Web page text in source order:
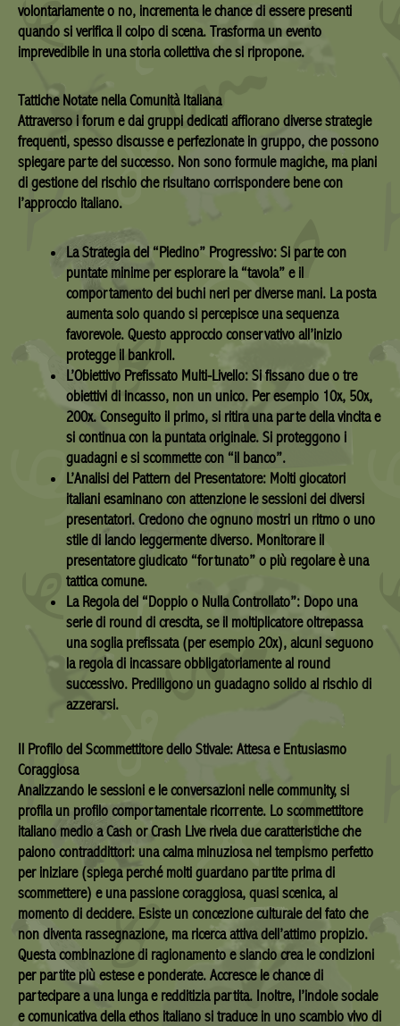
volontariamente o no, incrementa le chance di essere presenti
quando si verifica il colpo di scena. Trasforma un evento
imprevedibile in una storia collettiva che si ripropone.
Tattiche Notate nella Comunità Italiana
Attraverso i forum e dai gruppi dedicati affiorano diverse strategie
frequenti, spesso discusse e perfezionate in gruppo, che possono
spiegare parte del successo. Non sono formule magiche, ma piani
di gestione del rischio che risultano corrispondere bene con
l’approccio italiano.
La Strategia del “Piedino” Progressivo: Si parte con
puntate minime per esplorare la “tavola” e il
comportamento dei buchi neri per diverse mani. La posta
aumenta solo quando si percepisce una sequenza
favorevole. Questo approccio conservativo all’inizio
protegge il bankroll.
L’Obiettivo Prefissato Multi-Livello: Si fissano due o tre
obiettivi di incasso, non un unico. Per esempio 10x, 50x,
200x. Conseguito il primo, si ritira una parte della vincita e
si continua con la puntata originale. Si proteggono i
guadagni e si scommette con “il banco”.
L’Analisi del Pattern del Presentatore: Molti giocatori
italiani esaminano con attenzione le sessioni dei diversi
presentatori. Credono che ognuno mostri un ritmo o uno
stile di lancio leggermente diverso. Monitorare il
presentatore giudicato “fortunato” o più regolare è una
tattica comune.
La Regola del “Doppio o Nulla Controllato”: Dopo una
serie di round di crescita, se il moltiplicatore oltrepassa
una soglia prefissata (per esempio 20x), alcuni seguono
la regola di incassare obbligatoriamente al round
successivo. Prediligono un guadagno solido al rischio di
azzerarsi.
Il Profilo del Scommettitore dello Stivale: Attesa e Entusiasmo
Coraggiosa
Analizzando le sessioni e le conversazioni nelle community, si
profila un profilo comportamentale ricorrente. Lo scommettitore
italiano medio a Cash or Crash Live rivela due caratteristiche che
paiono contraddittori: una calma minuziosa nel tempismo perfetto
per iniziare (spiega perché molti guardano partite prima di
scommettere) e una passione coraggiosa, quasi scenica, al
momento di decidere. Esiste un concezione culturale del fato che
non diventa rassegnazione, ma ricerca attiva dell’attimo propizio.
Questa combinazione di ragionamento e slancio crea le condizioni
per partite più estese e ponderate. Accresce le chance di
partecipare a una lunga e redditizia partita. Inoltre, l’indole sociale
e comunicativa della ethos italiano si traduce in uno scambio vivo di